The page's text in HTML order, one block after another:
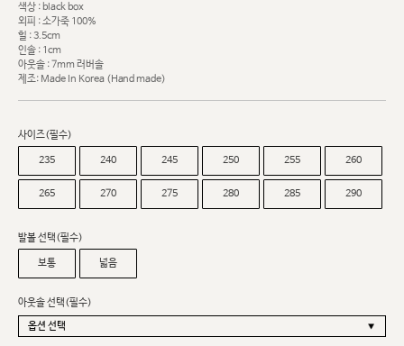
색상 : black box
외피 : 소가죽 100%
힐 : 3.5cm
인솔 : 1cm
아웃솔 : 7mm 러버솔
제조: Made In Korea (Hand made)
사이즈(필수)
235 240 245 250 255 260
265 270 275 280 285 290
발볼 선택(필수)
보통 넓음
아웃솔 선택(필수)